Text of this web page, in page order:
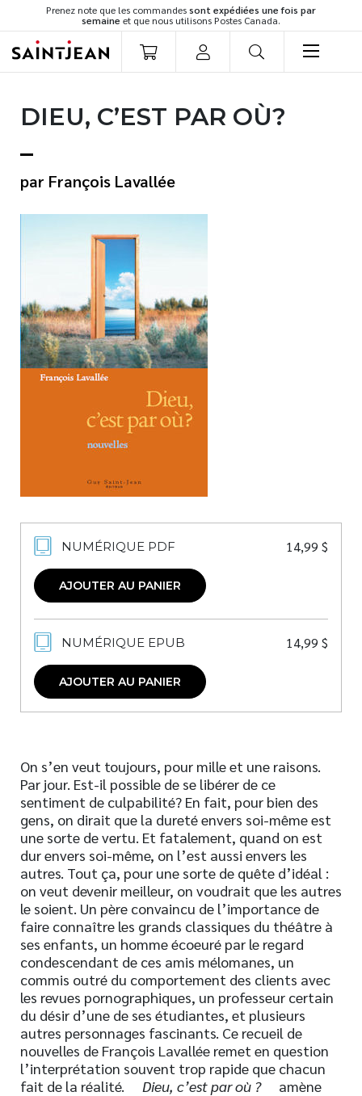
Prenez note que les commandessont expédiées une fois par
semaine et que nous utilisons Postes Canada.
Romans
Développement personnel
Littérature jeunesse
Spiritualité
Témoignages
Vie pratique
Finances
Nouveautés
Meilleurs vendeurs
Page vedette
AUTEURS
À PROPOS
CONTACT
DIEU, C’EST PAR OÙ?
François Lavallée
NUMÉRIQUE PDF 14,99 $
AJOUTER AU PANIER
NUMÉRIQUE EPUB 14,99 $
AJOUTER AU PANIER
On s’en veut toujours, pour mille et une raisons.
Par jour. Est-il possible de se libérer de ce
sentiment de culpabilité? En fait, pour bien des
gens, on dirait que la dureté envers soi-même est
une sorte de vertu. Et fatalement, quand on est
dur envers soi-même, on l’est aussi envers les
autres. Tout ça, pour une sorte de quête d’idéal :
on veut devenir meilleur, on voudrait que les autres
le soient. Un père convaincu de l’importance de
faire connaître les grands classiques du théâtre à
ses enfants, un homme écoeuré par le regard
condescendant de ces amis mélomanes, un
commis outré du comportement des clients avec
les revues pornographiques, un professeur certain
du désir d’une de ses étudiantes, et plusieurs
autres personnages fascinants. Ce recueil de
nouvelles de François Lavallée remet en question
l’interprétation souvent trop rapide que chacun
fait de la réalité.
Dieu, c’est par où ?
amène